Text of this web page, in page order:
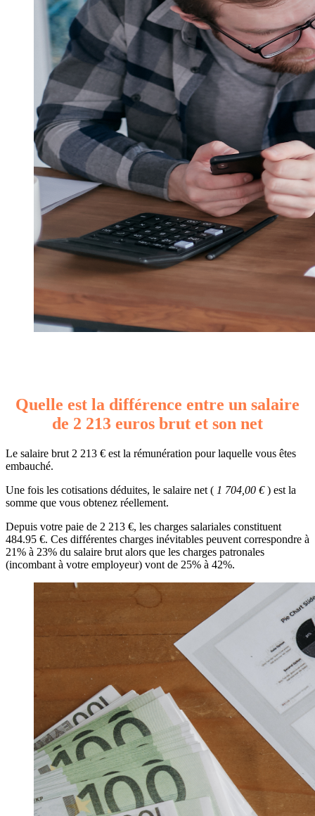
Quelle est la différence entre un salaire
de 2 213 euros brut et son net
Le salaire brut 2 213 € est la rémunération pour laquelle vous êtes
embauché.
Une fois les cotisations déduites, le salaire net ( 1 704,00 €) est la
somme que vous obtenez réellement.
Depuis votre paie de 2 213 €, les charges salariales constituent
484.95 €. Ces différentes charges inévitables peuvent correspondre à
21% à 23% du salaire brut alors que les charges patronales
(incombant à votre employeur) vont de 25% à 42%.